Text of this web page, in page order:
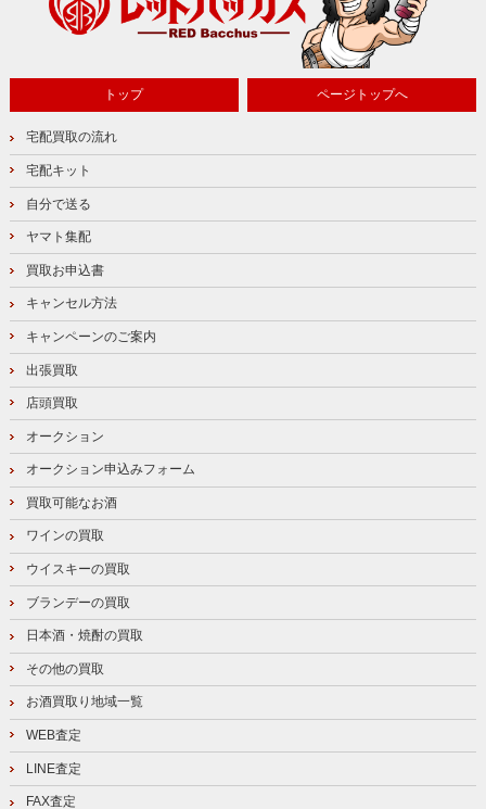
トップ ページトップへ
宅配買取の流れ
宅配キット
自分で送る
ヤマト集配
買取お申込書
キャンセル方法
キャンペーンのご案内
出張買取
店頭買取
オークション
オークション申込みフォーム
買取可能なお酒
ワインの買取
ウイスキーの買取
ブランデーの買取
日本酒・焼酎の買取
その他の買取
お酒買取り地域一覧
WEB査定
LINE査定
FAX査定